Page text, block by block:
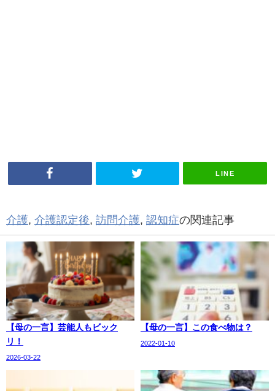
LINE
介護, 介護認定後, 訪問介護, 認知症の関連記事
【母の一言】芸能人もビック
リ！
2026-03-22
【母の一言】この食べ物は？
2022-01-10